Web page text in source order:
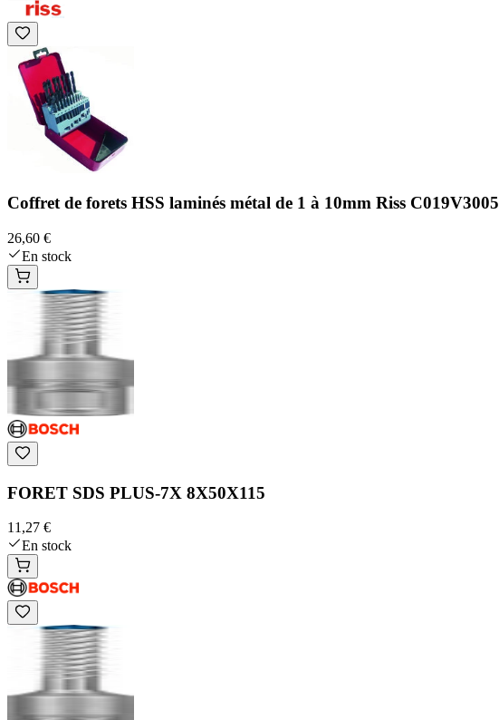
Coffret de forets HSS laminés métal de 1 à 10mm Riss C019V3005
26,60 €
En stock
FORET SDS PLUS-7X 8X50X115
11,27 €
En stock